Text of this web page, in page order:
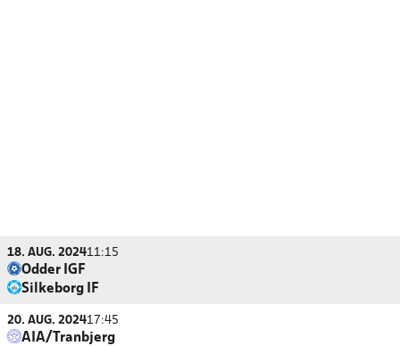
18. AUG. 202411:15
Odder IGF
Silkeborg IF
20. AUG. 202417:45
AIA/Tranbjerg